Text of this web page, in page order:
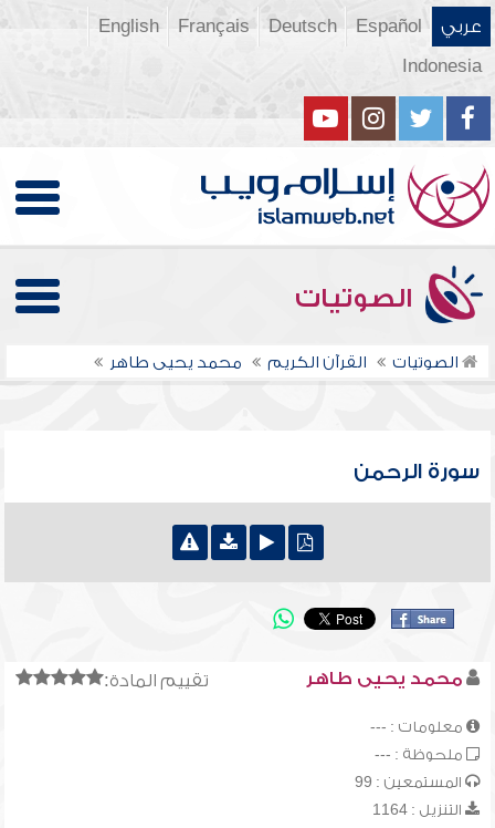
عربي Español
Deutsch
Français
English
Indonesia
الصوتيات
الصوتيات القرآن الكريم محمد يحيى طاهر
سورة الرحمن
تقييم المادة: محمد يحيى طاهر
معلومات : ---
ملحوظة : ---
المستمعين : 99
التنزيل : 1164